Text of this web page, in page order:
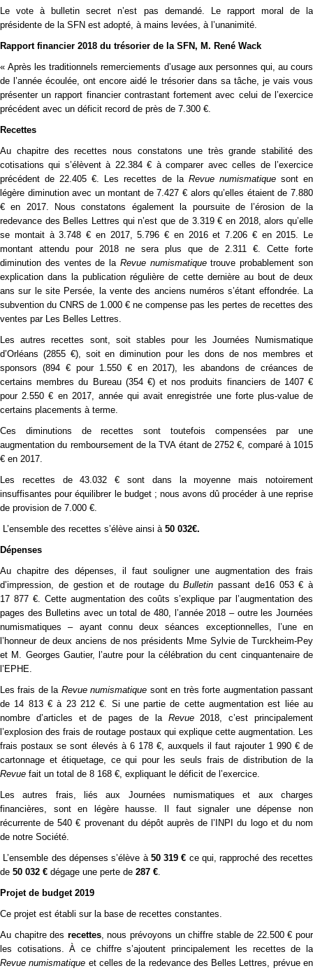
Le vote à bulletin secret n’est pas demandé. Le rapport moral de la
présidente de la SFN est adopté, à mains levées, à l’unanimité.
Rapport financier 2018 du trésorier de la SFN, M. René Wack
« Après les traditionnels remerciements d’usage aux personnes qui, au cours
de l’année écoulée, ont encore aidé le trésorier dans sa tâche, je vais vous
présenter un rapport financier contrastant fortement avec celui de l’exercice
précédent avec un déficit record de près de 7.300 €.
Recettes
Au chapitre des recettes nous constatons une très grande stabilité des
cotisations qui s’élèvent à 22.384 € à comparer avec celles de l’exercice
précédent de 22.405 €. Les recettes de la Revue numismatiquesont en
légère diminution avec un montant de 7.427 € alors qu’elles étaient de 7.880
€ en 2017. Nous constatons également la poursuite de l’érosion de la
redevance des Belles Lettres qui n’est que de 3.319 € en 2018, alors qu’elle
se montait à 3.748 € en 2017, 5.796 € en 2016 et 7.206 € en 2015. Le
montant attendu pour 2018 ne sera plus que de 2.311 €. Cette forte
diminution des ventes de la Revue numismatiquetrouve probablement son
explication dans la publication régulière de cette dernière au bout de deux
ans sur le site Persée, la vente des anciens numéros s’étant effondrée. La
subvention du CNRS de 1.000 € ne compense pas les pertes de recettes des
ventes par Les Belles Lettres.
Les autres recettes sont, soit stables pour les Journées Numismatique
d’Orléans (2855 €), soit en diminution pour les dons de nos membres et
sponsors (894 € pour 1.550 € en 2017), les abandons de créances de
certains membres du Bureau (354 €) et nos produits financiers de 1407 €
pour 2.550 € en 2017, année qui avait enregistrée une forte plus-value de
certains placements à terme.
Ces diminutions de recettes sont toutefois compensées par une
augmentation du remboursement de la TVA étant de 2752 €, comparé à 1015
€ en 2017.
Les recettes de 43.032 € sont dans la moyenne mais notoirement
insuffisantes pour équilibrer le budget ; nous avons dû procéder à une reprise
de provision de 7.000 €.
L’ensemble des recettes s’élève ainsi à 50 032€.
Dépenses
Au chapitre des dépenses, il faut souligner une augmentation des frais
d’impression, de gestion et de routage duBulletin passant de16 053 € à
17 877 €. Cette augmentation des coûts s’explique par l’augmentation des
pages des Bulletins avec un total de 480, l’année 2018 – outre les Journées
numismatiques – ayant connu deux séances exceptionnelles, l’une en
l’honneur de deux anciens de nos présidents Mme Sylvie de Turckheim-Pey
et M. Georges Gautier, l’autre pour la célébration du cent cinquantenaire de
l’EPHE.
Les frais de la Revue numismatique sont en très forte augmentation passant
de 14 813 € à 23 212 €. Si une partie de cette augmentation est liée au
nombre d’articles et de pages de la Revue2018, c’est principalement
l’explosion des frais de routage postaux qui explique cette augmentation. Les
frais postaux se sont élevés à 6 178 €, auxquels il faut rajouter 1 990 € de
cartonnage et étiquetage, ce qui pour les seuls frais de distribution de la
Revue fait un total de 8 168 €, expliquant le déficit de l’exercice.
Les autres frais, liés aux Journées numismatiques et aux charges
financières, sont en légère hausse. Il faut signaler une dépense non
récurrente de 540 € provenant du dépôt auprès de l’INPI du logo et du nom
de notre Société.
L’ensemble des dépenses s’élève à 50 319 € ce qui, rapproché des recettes
de 50 032 € dégage une perte de 287 €
Projet de budget 2019
Ce projet est établi sur la base de recettes constantes.
Au chapitre des recettes, nous prévoyons un chiffre stable de 22.500 € pour
les cotisations. À ce chiffre s’ajoutent principalement les recettes de la
Revue numismatique et celles de la redevance des Belles Lettres, prévue en